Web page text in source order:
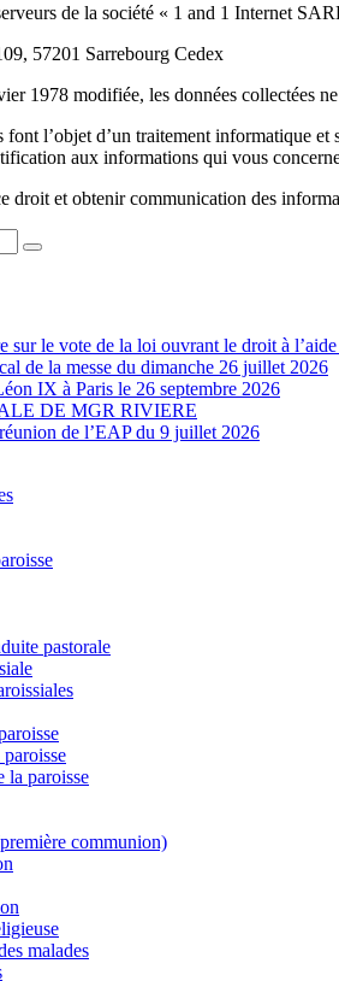
de la société « 1 and 1 Internet
57201 Sarrebourg Cedex
1978 modifiée, les données collectées
l’objet d’un traitement informatique
aux informations qui vous
droit et obtenir communication des
Recherche
sur le vote de la loi ouvrant le droit à
de la messe du dimanche 26 juillet 2026
IX à Paris le 26 septembre 2026
DE MGR RIVIERE
de l’EAP du 9 juillet 2026
pastorale
la paroisse
communion)
malades